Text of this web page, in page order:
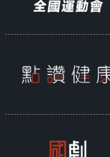
伊蚊诱蚊器指数 马
戒级别
黄诗杰
主题：有内地牙科
主题：多间交易所